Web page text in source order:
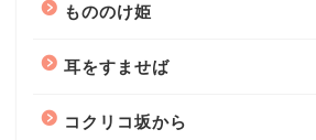
もののけ姫
耳をすませば
コクリコ坂から